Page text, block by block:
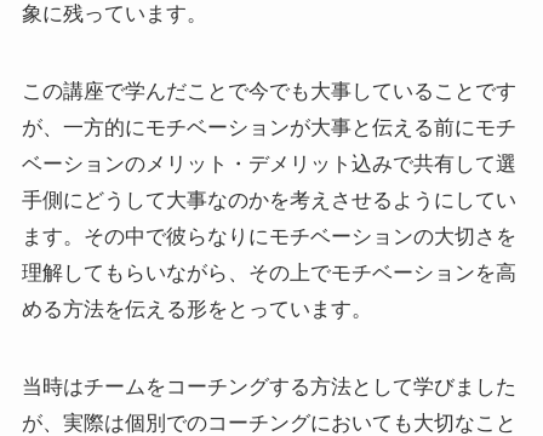
象に残っています。
この講座で学んだことで今でも大事していることです
が、一方的にモチベーションが大事と伝える前にモチ
ベーションのメリット・デメリット込みで共有して選
手側にどうして大事なのかを考えさせるようにしてい
ます。その中で彼らなりにモチベーションの大切さを
理解してもらいながら、その上でモチベーションを高
める方法を伝える形をとっています。
当時はチームをコーチングする方法として学びました
が、実際は個別でのコーチングにおいても大切なこと